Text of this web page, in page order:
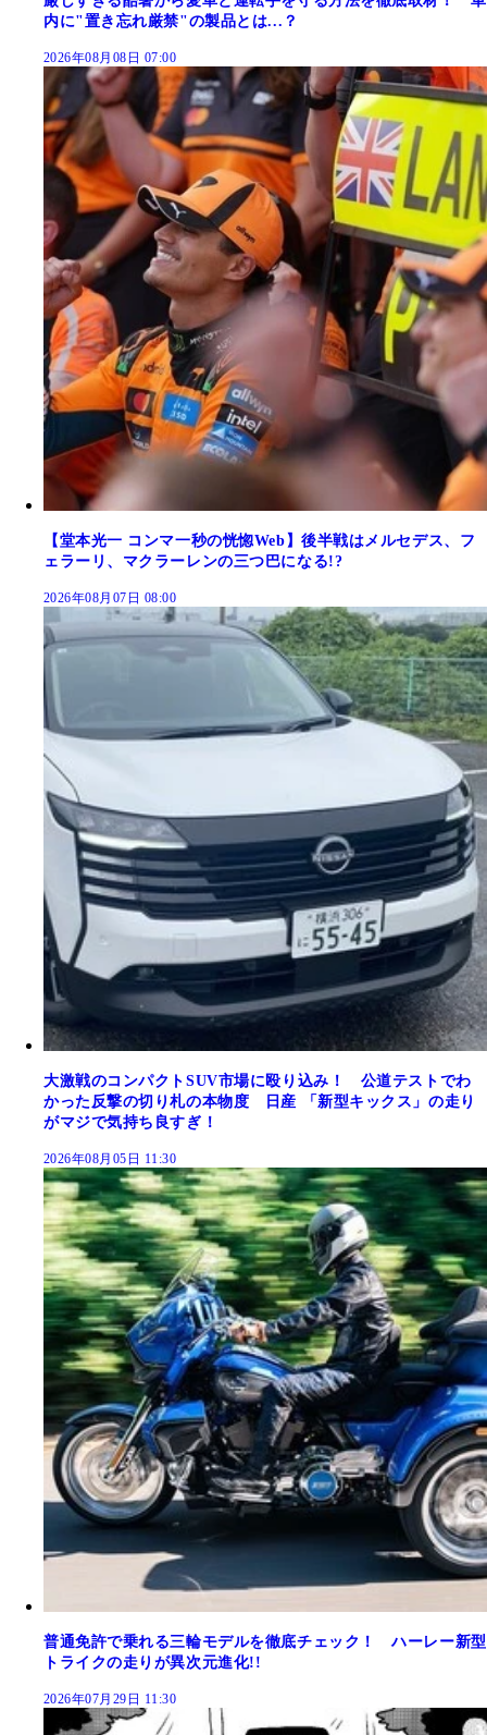
内に"置き忘れ厳禁"の製品とは...？
2026年08月08日 07:00
【堂本光一 コンマ一秒の恍惚Web】後半戦はメルセデス、フ
ェラーリ、マクラーレンの三つ巴になる!?
2026年08月07日 08:00
大激戦のコンパクトSUV市場に殴り込み！ 公道テストでわ
かった反撃の切り札の本物度 日産 「新型キックス」の走り
がマジで気持ち良すぎ！
2026年08月05日 11:30
普通免許で乗れる三輪モデルを徹底チェック！ ハーレー新型
トライクの走りが異次元進化!!
2026年07月29日 11:30